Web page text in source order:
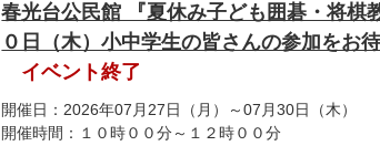
春光台公民館 『夏休み子ども囲碁・将棋
０日（木）小中学生の皆さんの参加をお
イベント終了
開催日：2026年07月27日（月）～07月30日（木）
開催時間：１０時００分～１２時００分